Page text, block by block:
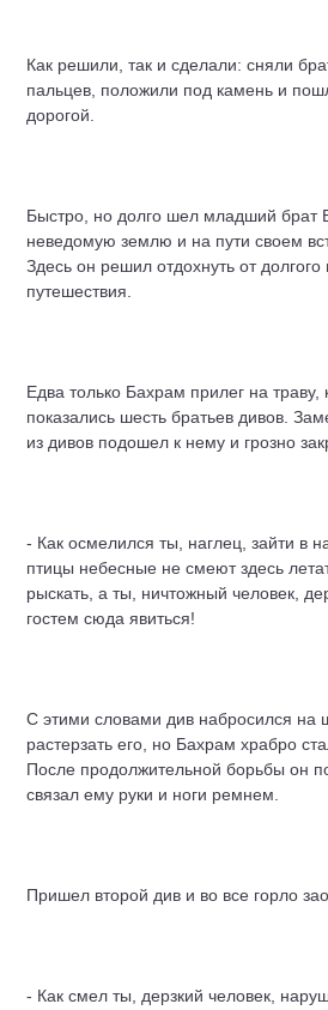
Как решили, так и сделали: сняли
пальцев, положили под камень и
дорогой.
Быстро, но долго шел младший брат
неведомую землю и на пути своем
Здесь он решил отдохнуть от долгого
путешествия.
Едва только Бахрам прилег на траву,
показались шесть братьев дивов.
из дивов подошел к нему и грозно
- Как осмелился ты, наглец, зайти в
птицы небесные не смеют здесь
рыскать, а ты, ничтожный человек,
гостем сюда явиться!
С этими словами див набросился на
растерзать его, но Бахрам храбро
После продолжительной борьбы он
связал ему руки и ноги ремнем.
Пришел второй див и во все горло
- Как смел ты, дерзкий человек,